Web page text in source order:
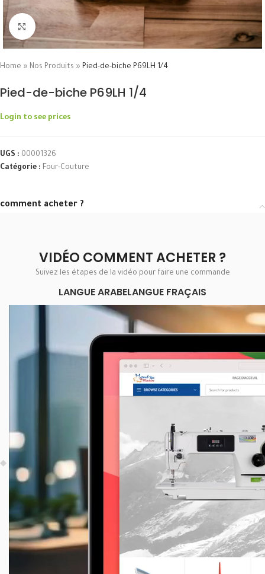
Click to enlarge
Home » Nos Produits » Pied-de-biche P69LH 1/4
Pied-de-biche P69LH 1/4
Login to see prices
UGS : 00001326
Catégorie : Four-Couture
comment acheter ?
VIDÉO COMMENT ACHETER ?
Suivez les étapes de la vidéo pour faire une commande
LANGUE ARABELANGUE FRAÇAIS